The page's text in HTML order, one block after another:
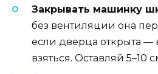
Закрывать машинку
без вентиляции она
если дверца открыта —
взяться. Оставляй 5–10